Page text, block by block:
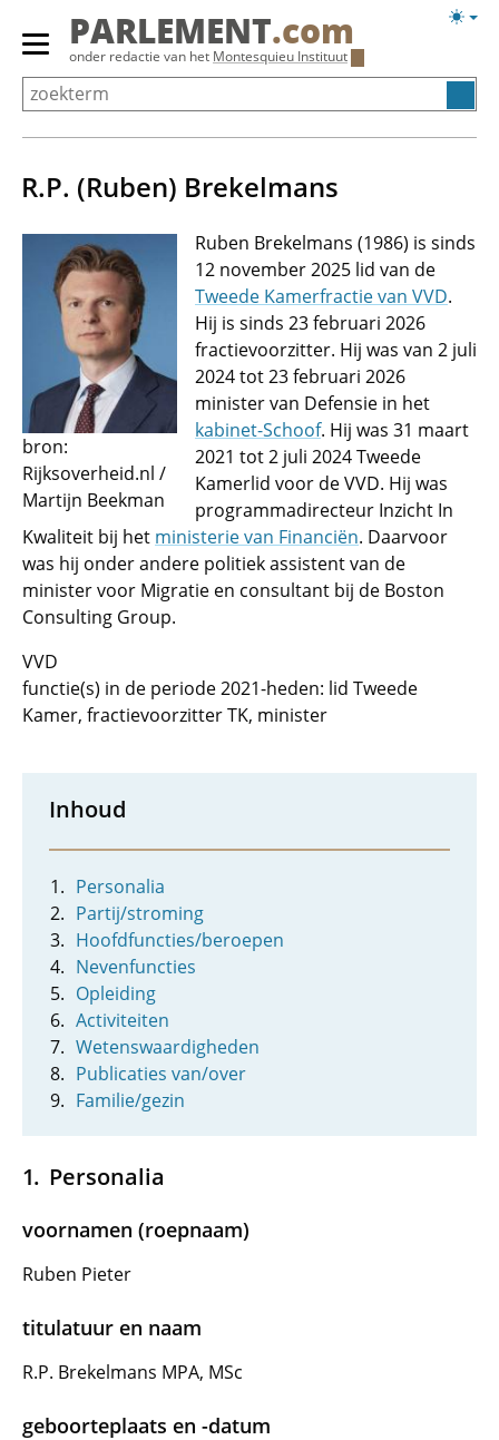
Overslaan
Primair
menu
tonen/verbergen
PARLEMENT.com
onder redactie van het Montesquieu Instituut
R.P. (Ruben) Brekelmans
bron:
Rijksoverheid.nl /
Martijn Beekman
Ruben Brekelmans (1986) is sinds
12 november 2025 lid van de
Tweede Kamerfractie van VVD.
Hij is sinds 23 februari 2026
fractievoorzitter. Hij was van 2 juli
2024 tot 23 februari 2026
minister van Defensie in het
kabinet-Schoof. Hij was 31 maart
2021 tot 2 juli 2024 Tweede
Kamerlid voor de VVD. Hij was
programmadirecteur Inzicht In
Kwaliteit bij het ministerie van Financiën. Daarvoor
was hij onder andere politiek assistent van de
minister voor Migratie en consultant bij de Boston
Consulting Group.
VVD
functie(s) in de periode 2021-heden: lid Tweede
Kamer, fractievoorzitter TK, minister
Inhoud
Personalia
Partij/stroming
Hoofdfuncties/beroepen
Nevenfuncties
Opleiding
Activiteiten
Wetenswaardigheden
Publicaties van/over
Familie/gezin
Personalia
voornamen (roepnaam)
Ruben Pieter
titulatuur en naam
R.P. Brekelmans MPA, MSc
geboorteplaats en -datum